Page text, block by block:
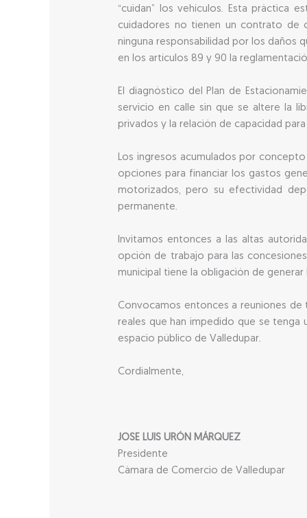
“cuidan” los vehículos. Esta práctica
cuidadores no tienen un contrato de
ninguna responsabilidad por los daños
en los artículos 89 y 90 la
El diagnóstico del Plan de
servicio en calle sin que se altere la
privados y la relación de capacidad
Los ingresos acumulados por
opciones para financiar los gastos
motorizados, pero su efectividad
permanente.
Invitamos entonces a las altas
opción de trabajo para las
municipal tiene la obligación de
Convocamos entonces a reuniones
reales que han impedido que se tenga
espacio público de Valledupar.
Cordialmente,
JOSE LUIS URÓN MÁRQUEZ
Presidente
Cámara de Comercio de Valledupar